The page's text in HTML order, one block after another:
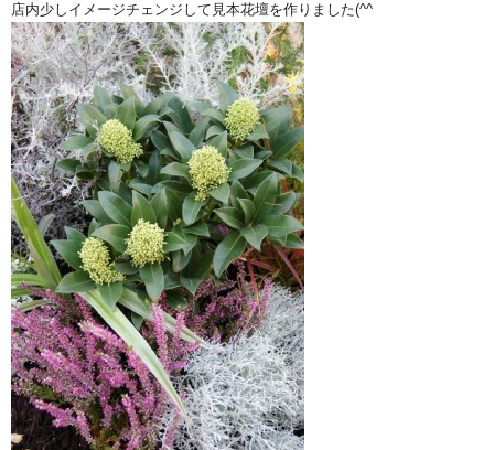
店内少しイメージチェンジして見本花壇を作りました(^^ゞ